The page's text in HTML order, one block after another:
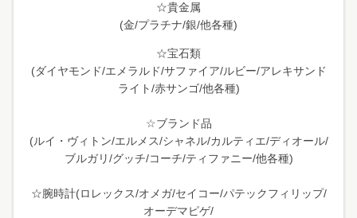
☆貴金属
(金/プラチナ/銀/他各種)
☆宝石類
(ダイヤモンド/エメラルド/サファイア/ルビー/アレキサンド
ライト/赤サンゴ/他各種)
☆ブランド品
(ルイ・ヴィトン/エルメス/シャネル/カルティエ/ディオール/
ブルガリ/グッチ/コーチ/ティファニー/他各種)
☆腕時計(ロレックス/オメガ/セイコー/パテックフィリップ/
オーデマピゲ/